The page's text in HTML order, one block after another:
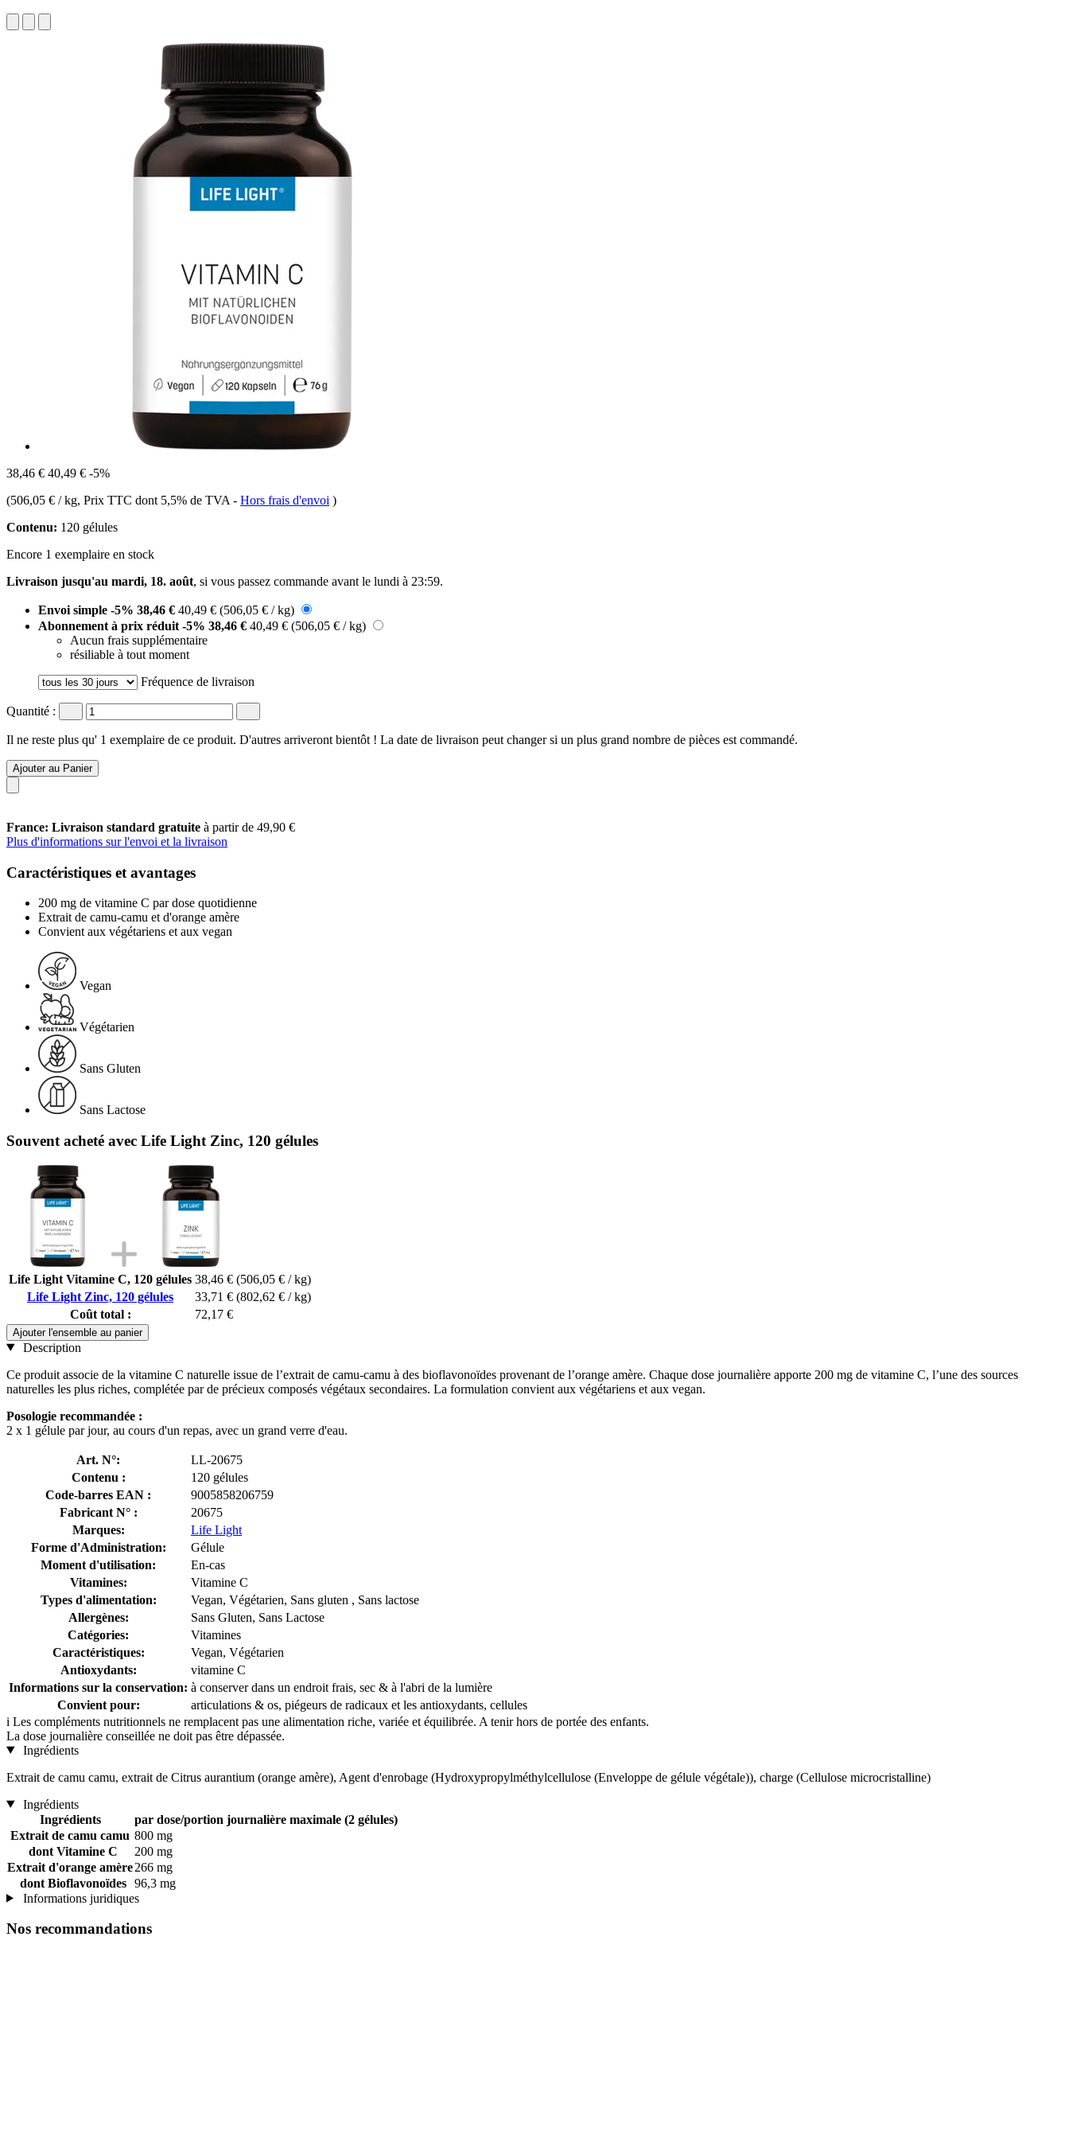
38,46 € 40,49 € -5%
(506,05 € / kg, Prix TTC dont 5,5% de TVA - Hors frais d'envoi )
Contenu: 120 gélules
Encore 1 exemplaire en stock
Livraison jusqu'au mardi, 18. août, si vous passez commande avant le lundi à 23:59.
Envoi simple -5% 38,46 € 40,49 € (506,05 € / kg)
Abonnement à prix réduit -5% 38,46 € 40,49 € (506,05 € / kg)
Aucun frais supplémentaire
résiliable à tout moment
Fréquence de livraison
Quantité :
Il ne reste plus qu' 1 exemplaire de ce produit. D'autres arriveront bientôt ! La date de livraison peut changer si un plus grand nombre de pièces est commandé.
Ajouter au Panier
France: Livraison standard gratuite à partir de 49,90 €
Plus d'informations sur l'envoi et la livraison
Caractéristiques et avantages
200 mg de vitamine C par dose quotidienne
Extrait de camu-camu et d'orange amère
Convient aux végétariens et aux vegan
Vegan
Végétarien
Sans Gluten
Sans Lactose
Souvent acheté avec Life Light Zinc, 120 gélules
Life Light Vitamine C, 120 gélules 38,46 € (506,05 € / kg)
Life Light Zinc, 120 gélules
33,71 € (802,62 € / kg)
Coût total :
72,17 €
Ajouter l'ensemble au panier
Description
Ce produit associe de la vitamine C naturelle issue de l’extrait de camu-camu à des bioflavonoïdes provenant de l’orange amère. Chaque dose journalière apporte 200 mg de vitamine C, l’une des sources
naturelles les plus riches, complétée par de précieux composés végétaux secondaires. La formulation convient aux végétariens et aux vegan.
Posologie recommandée :
2 x 1 gélule par jour, au cours d'un repas, avec un grand verre d'eau.
Art. N°:
LL-20675
Contenu :
120 gélules
Code-barres EAN :
9005858206759
Fabricant N° :
20675
Marques:
Life Light
Forme d'Administration:
Gélule
Moment d'utilisation:
En-cas
Vitamines:
Vitamine C
Types d'alimentation:
Vegan, Végétarien, Sans gluten , Sans lactose
Allergènes:
Sans Gluten, Sans Lactose
Catégories:
Vitamines
Caractéristiques:
Vegan, Végétarien
Antioxydants:
vitamine C
Informations sur la conservation: à conserver dans un endroit frais, sec & à l'abri de la lumière
Convient pour:
articulations & os, piégeurs de radicaux et les antioxydants, cellules
i Les compléments nutritionnels ne remplacent pas une alimentation riche, variée et équilibrée. A tenir hors de portée des enfants.
La dose journalière conseillée ne doit pas être dépassée.
Ingrédients
Extrait de camu camu, extrait de Citrus aurantium (orange amère), Agent d'enrobage (Hydroxypropylméthylcellulose (Enveloppe de gélule végétale)), charge (Cellulose microcristalline)
Ingrédients
Ingrédients
par dose/portion journalière maximale (2 gélules)
Extrait de camu camu 800 mg
dont Vitamine C
200 mg
Extrait d'orange amère266 mg
dont Bioflavonoïdes 96,3 mg
Informations juridiques
Nos recommandations